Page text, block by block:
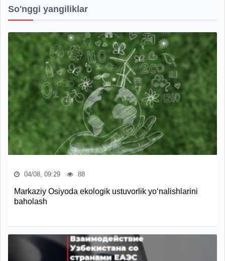
So'nggi yangiliklar
04/08, 09:29 88
Markaziy Osiyoda ekologik ustuvorlik yo‘nalishlarini
baholash